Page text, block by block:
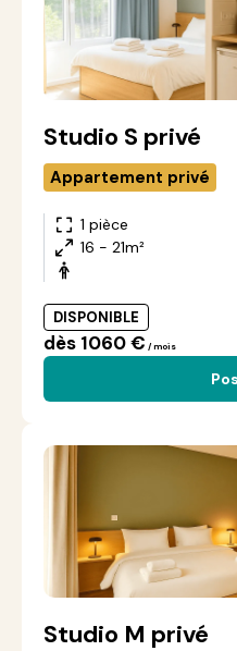
Studio S privé
Appartement privé
1 pièce
16 - 21m²
DISPONIBLE
dès 1060 € / mois
Studio M privé